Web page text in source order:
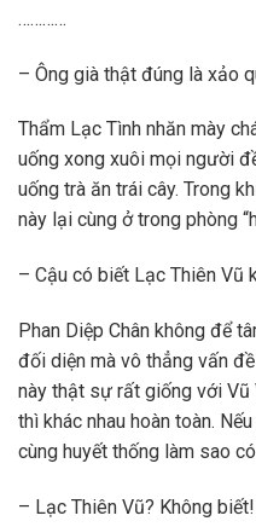
…………
– Ông già thật đúng là xảo
Thẩm Lạc Tình nhăn mày
uống xong xuôi mọi người
uống trà ăn trái cây. Trong
này lại cùng ở trong phòng
– Cậu có biết Lạc Thiên Vũ
Phan Diệp Chân không để
đối diện mà vô thẳng vấn
này thật sự rất giống với Vũ
thì khác nhau hoàn toàn.
cùng huyết thống làm sao
– Lạc Thiên Vũ? Không biết!